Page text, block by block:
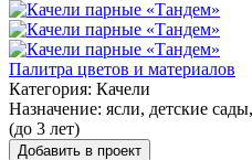
Палитра цветов и материалов
Категория: Качели
Назначение: ясли, детские
(до 3 лет)
Добавить в проект